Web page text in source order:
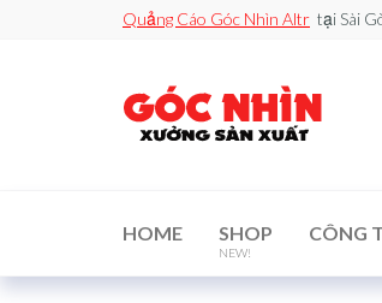
Quảng Cáo Góc Nhìn Altr tại Sài
HOME SHOP
NEW!
CÔNG